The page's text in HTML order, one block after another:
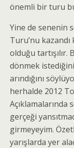
önemli bir turu
Yine de senenin
Turu’nu
olduğu tartışılır.
dönmek
arındığını
herhalde 2012
gerçeği
girmeyeyim.
yarışlarda yer